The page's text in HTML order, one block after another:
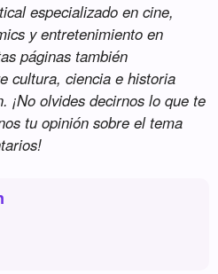
especializado en cine,
y entretenimiento en
páginas también
cultura, ciencia e historia
¡No olvides decirnos lo que te
tu opinión sobre el tema